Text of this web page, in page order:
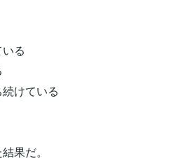
る
けている
果だ。